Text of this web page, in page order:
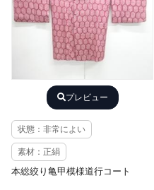
プレビュー
状態：非常によい
素材：正絹
本総絞り亀甲模様道行コート